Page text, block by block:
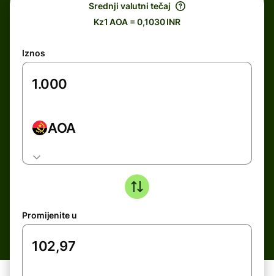
Srednji valutni tečaj
Kz1 AOA = 0,1030 INR
Iznos
AOA
Promijenite u